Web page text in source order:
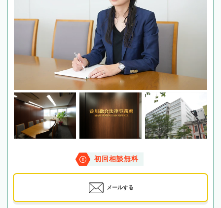
初回相談無料
メールする